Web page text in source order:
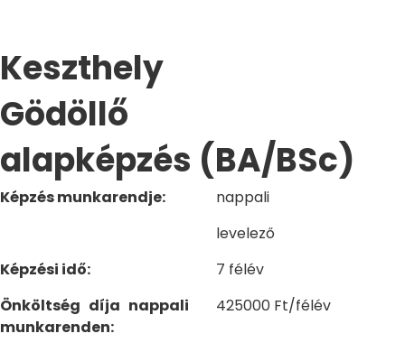
Keszthely
Gödöllő
alapképzés (BA/BSc)
Képzés munkarendje:
nappali
levelező
Képzési idő:
7 félév
Önköltség díja nappali
munkarenden:
425000 Ft/félév